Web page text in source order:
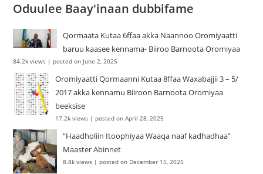
Oduulee Baay'inaan dubbifame
Qormaata Kutaa 6ffaa akka Naannoo Oromiyaatti
baruu kaasee kennama- Biiroo Barnoota Oromiyaa
84.2k views |posted on June 2, 2025
Oromiyaatti Qormaanni Kutaa 8ffaa Waxabajjii 3 – 5/
2017 akka kennamu Biiroon Barnoota Oromiyaa
beeksise
17.2k views |posted on April 28, 2025
“Haadholiin Itoophiyaa Waaqa naaf kadhadhaa”
Maaster Abinnet
8.8k views |posted on December 15, 2025